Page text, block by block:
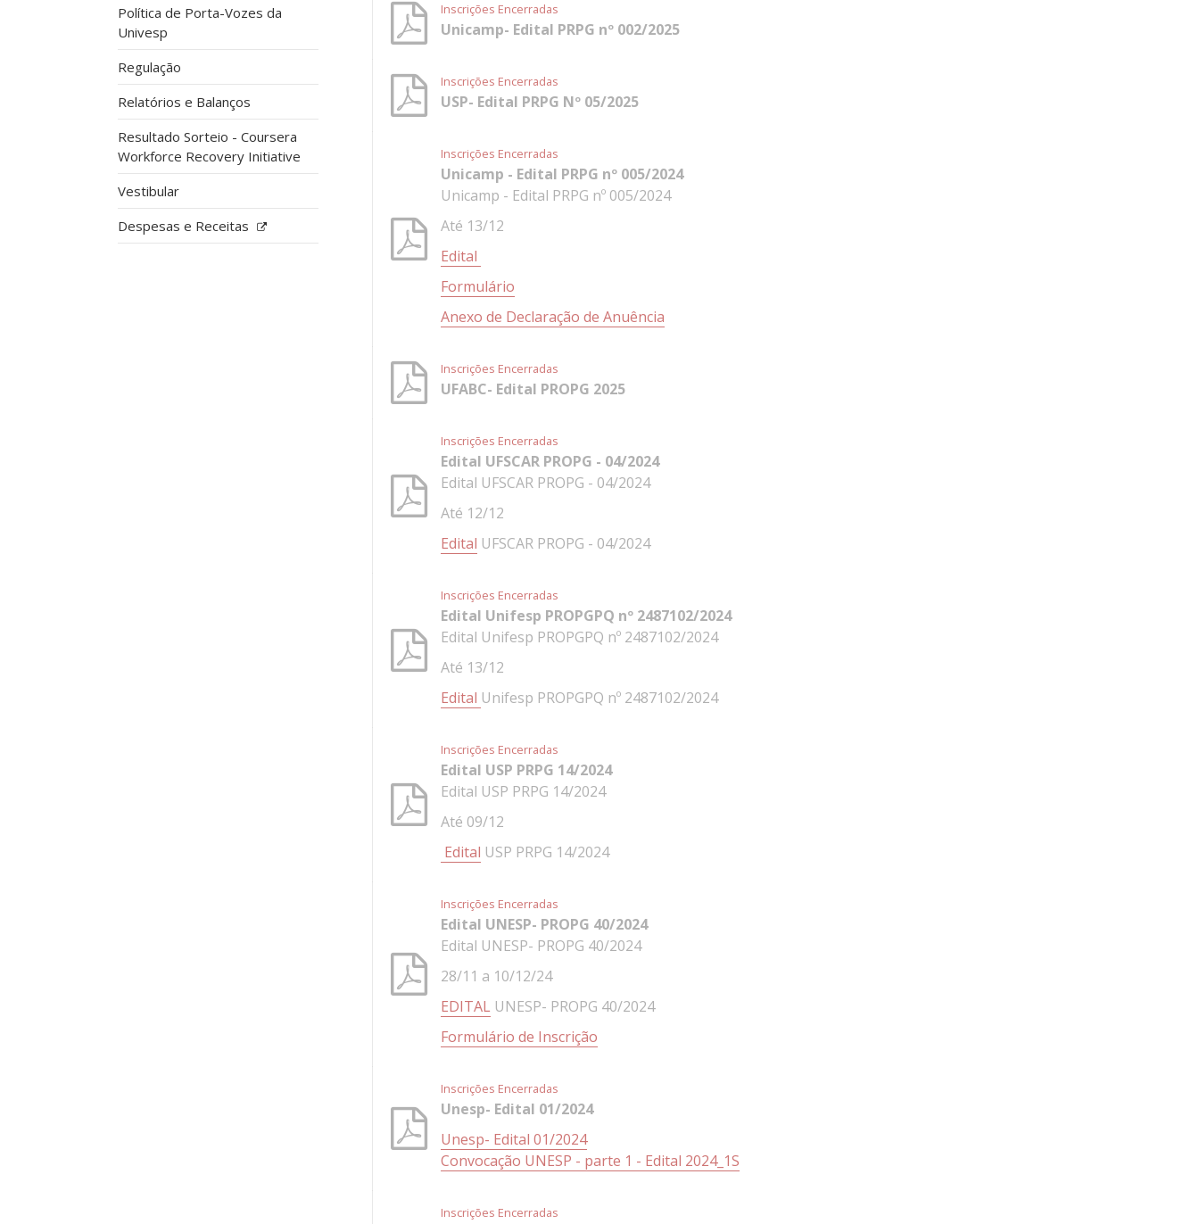
Inscrições Encerradas
Unicamp- Edital PRPG nº 002/2025
Inscrições Encerradas
USP- Edital PRPG Nº 05/2025
Inscrições Encerradas
Unicamp - Edital PRPG nº 005/2024
Unicamp - Edital PRPG nº 005/2024
Até 13/12
Edital
Formulário
Anexo de Declaração de Anuência
Inscrições Encerradas
UFABC- Edital PROPG 2025
Inscrições Encerradas
Edital UFSCAR PROPG - 04/2024
Edital UFSCAR PROPG - 04/2024
Até 12/12
Edital UFSCAR PROPG - 04/2024
Inscrições Encerradas
Edital Unifesp PROPGPQ nº 2487102/2024
Edital Unifesp PROPGPQ nº 2487102/2024
Até 13/12
Edital Unifesp PROPGPQ nº 2487102/2024
Inscrições Encerradas
Edital USP PRPG 14/2024
Edital USP PRPG 14/2024
Até 09/12
Edital USP PRPG 14/2024
Inscrições Encerradas
Edital UNESP- PROPG 40/2024
Edital UNESP- PROPG 40/2024
28/11 a 10/12/24
EDITAL UNESP- PROPG 40/2024
Formulário de Inscrição
Inscrições Encerradas
Unesp- Edital 01/2024
Unesp- Edital 01/2024
Convocação UNESP - parte 1 - Edital 2024_1S
Inscrições Encerradas
Política de Porta-Vozes da
Univesp
Regulação
Relatórios e Balanços
Resultado Sorteio - Coursera
Workforce Recovery Initiative
Vestibular
Despesas e Receitas